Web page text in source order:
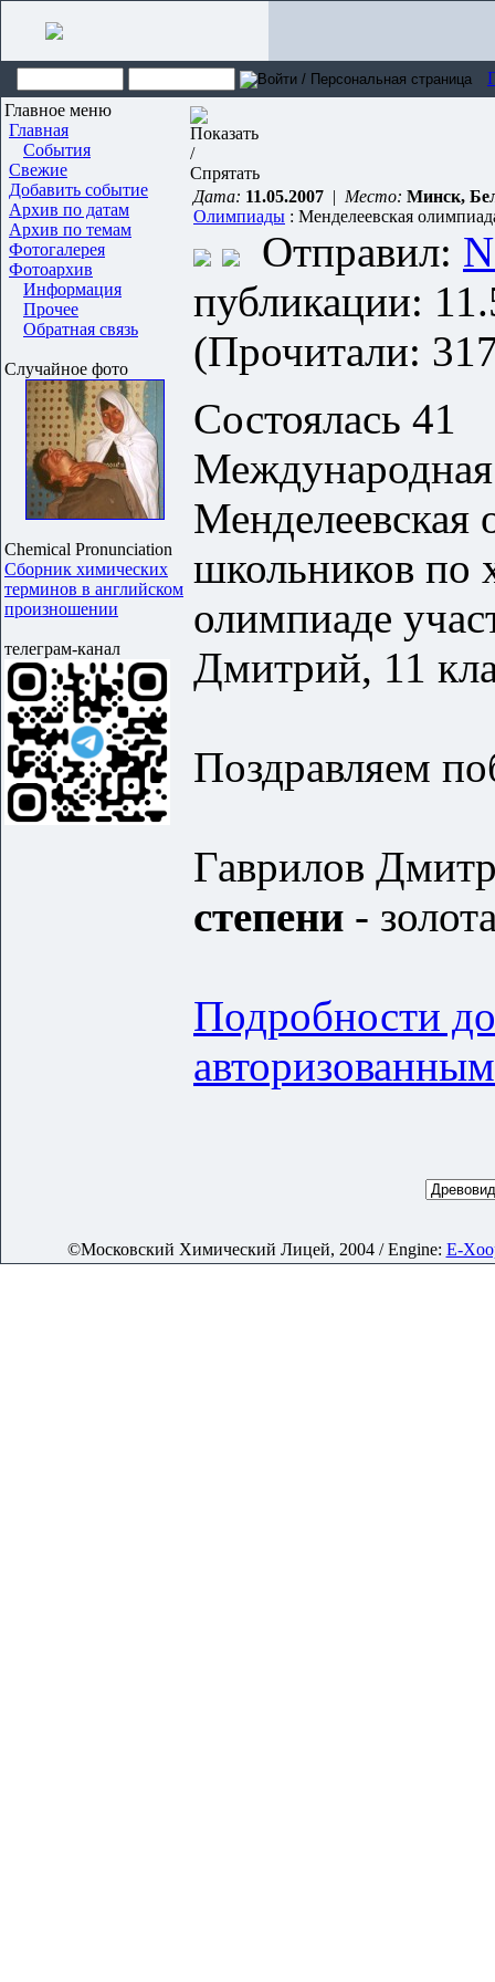
Главное меню
Главная
События
Свежие
Добавить событие
Архив по датам
Архив по темам
Фотогалерея
Фотоархив
Информация
Прочее
Обратная связь
Случайное фото
Chemical Pronunciation
Сборник химических
терминов в английском
произношении
телеграм-канал
Дата: 11.05.2007 | Место: Минск,
Олимпиады : Менделеевская
Отправил:
публикации:
(Прочитали:
Состоялась 41
Международная
Менделеевская
школьников по
олимпиаде
Дмитрий, 11
Поздравляем
Гаврилов
степени -
Подробности
©Московский Химический Лицей, 2004 / Engine: E-